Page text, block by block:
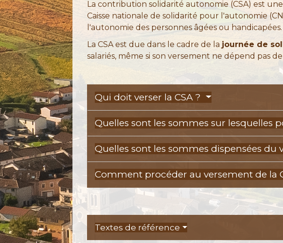
La contribution solidarité autonomie (CSA) est
Caisse nationale de solidarité pour l'autonomie
l'autonomie des personnes âgées ou handicapées.
La CSA est due dans le cadre de la journée de
salariés, même si son versement ne dépend pas
Qui doit verser la CSA ?
Quelles sont les sommes sur lesquelles
Quelles sont les sommes dispensées du
Comment procéder au versement de la
Textes de référence